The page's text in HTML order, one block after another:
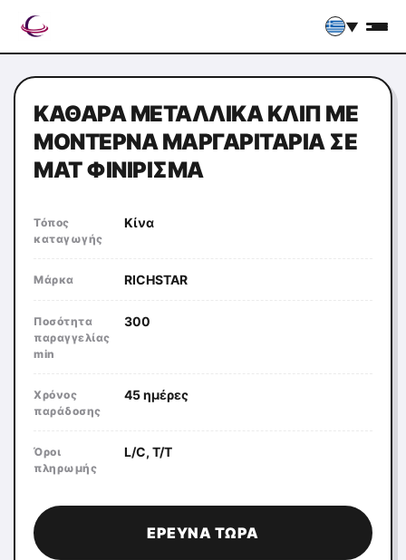
▼
ΚΑΘΑΡΆ ΜΕΤΑΛΛΙΚΆ ΚΛΙΠ ΜΕ
ΜΟΝΤΈΡΝΑ ΜΑΡΓΑΡΙΤΆΡΙΑ ΣΕ
ΜΑΤ ΦΙΝΊΡΙΣΜΑ
Τόπος
καταγωγής
Κίνα
Μάρκα RICHSTAR
Ποσότητα
παραγγελίας
min
300
Χρόνος
παράδοσης
45 ημέρες
Όροι
πληρωμής
L/C, T/T
ΈΡΕΥΝΑ ΤΏΡΑ